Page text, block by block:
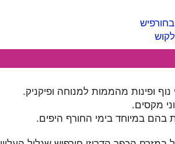
ופינות מהממות למנוחה ופיקניק.
מקסים.
בהם במיוחד בימי החורף היפים.